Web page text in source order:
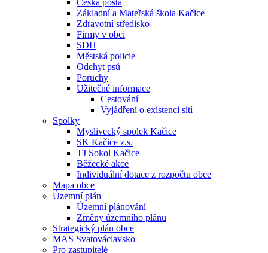
Česká pošta
Základní a Mateřská škola Kačice
Zdravotní středisko
Firmy v obci
SDH
Městská policie
Odchyt psů
Poruchy
Užitečné informace
Cestování
Vyjádření o existenci sítí
Spolky
Myslivecký spolek Kačice
SK Kačice z.s.
TJ Sokol Kačice
Běžecké akce
Individuální dotace z rozpočtu obce
Mapa obce
Územní plán
Územní plánování
Změny územního plánu
Strategický plán obce
MAS Svatováclavsko
Pro zastupitelé